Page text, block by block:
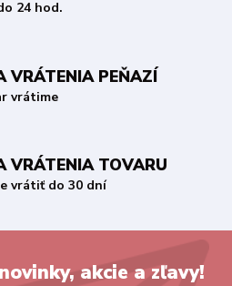
24 hod.
VRÁTENIA PEŇAZÍ
vrátime
VRÁTENIA TOVARU
vrátiť do 30 dní
akcie a zľavy!